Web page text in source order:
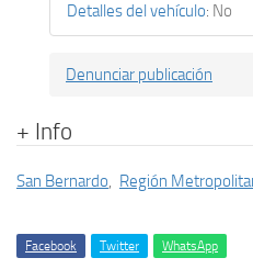
Detalles del vehículo: No
Denunciar publicación
+ Info
San Bernardo, Región
Facebook Twitter WhatsApp